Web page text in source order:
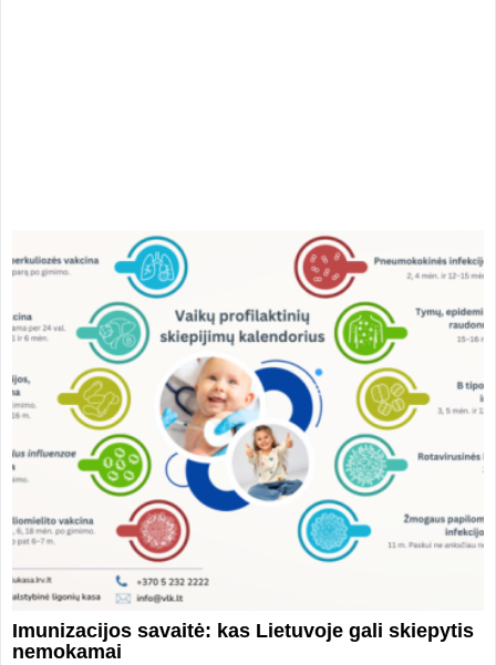
Imunizacijos savaitė: kas Lietuvoje gali skiepytis
nemokamai